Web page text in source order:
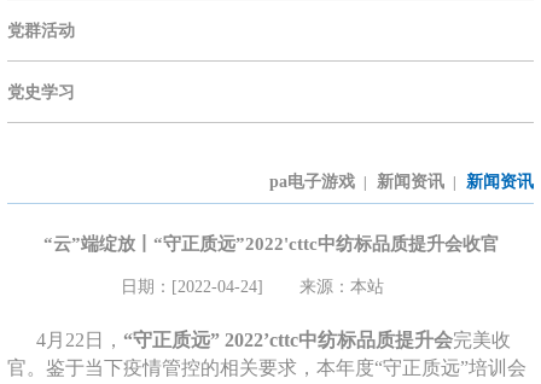
党群活动
党史学习
pa电子游戏 新闻资讯 新闻资讯
“云”端绽放丨“守正质远”2022'cttc中纺标品质提升会收官
日期：[2022-04-24] 来源：本站
4月22日， “守正质远” 2022’cttc中纺标品质提升会完美收
官。鉴于当下疫情管控的相关要求，本年度“守正质远”培训会